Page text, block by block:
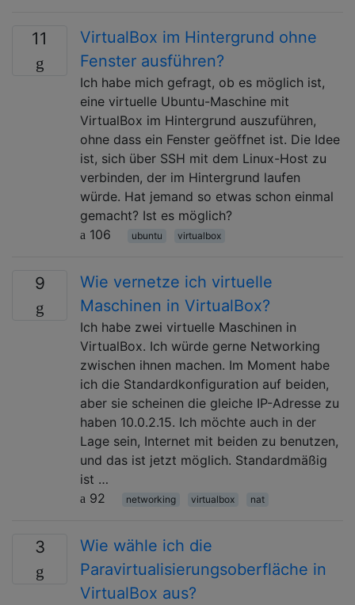
11
VirtualBox im Hintergrund ohne
Fenster ausführen?
Ich habe mich gefragt, ob es möglich ist,
eine virtuelle Ubuntu-Maschine mit
VirtualBox im Hintergrund auszuführen,
ohne dass ein Fenster geöffnet ist. Die Idee
ist, sich über SSH mit dem Linux-Host zu
verbinden, der im Hintergrund laufen
würde. Hat jemand so etwas schon einmal
gemacht? Ist es möglich?
106
ubuntu virtualbox
9
Wie vernetze ich virtuelle
Maschinen in VirtualBox?
Ich habe zwei virtuelle Maschinen in
VirtualBox. Ich würde gerne Networking
zwischen ihnen machen. Im Moment habe
ich die Standardkonfiguration auf beiden,
aber sie scheinen die gleiche IP-Adresse zu
haben 10.0.2.15. Ich möchte auch in der
Lage sein, Internet mit beiden zu benutzen,
und das ist jetzt möglich. Standardmäßig
ist …
92
networking virtualbox nat
3
Wie wähle ich die
Paravirtualisierungsoberfläche in
VirtualBox aus?